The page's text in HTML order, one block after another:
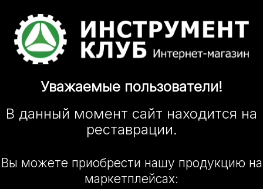
Уважаемые пользователи!
В данный момент сайт находится на
реставрации.
Вы можете приобрести нашу продукцию на
маркетплейсах: